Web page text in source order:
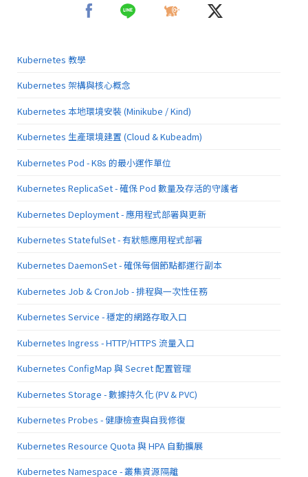
Kubernetes 教學
Kubernetes 架構與核心概念
Kubernetes 本地環境安裝 (Minikube / Kind)
Kubernetes 生產環境建置 (Cloud & Kubeadm)
Kubernetes Pod - K8s 的最小運作單位
Kubernetes ReplicaSet - 確保 Pod 數量及存活的守護者
Kubernetes Deployment - 應用程式部署與更新
Kubernetes StatefulSet - 有狀態應用程式部署
Kubernetes DaemonSet - 確保每個節點都運行副本
Kubernetes Job & CronJob - 排程與一次性任務
Kubernetes Service - 穩定的網路存取入口
Kubernetes Ingress - HTTP/HTTPS 流量入口
Kubernetes ConfigMap 與 Secret 配置管理
Kubernetes Storage - 數據持久化 (PV & PVC)
Kubernetes Probes - 健康檢查與自我修復
Kubernetes Resource Quota 與 HPA 自動擴展
Kubernetes Namespace - 叢集資源隔離